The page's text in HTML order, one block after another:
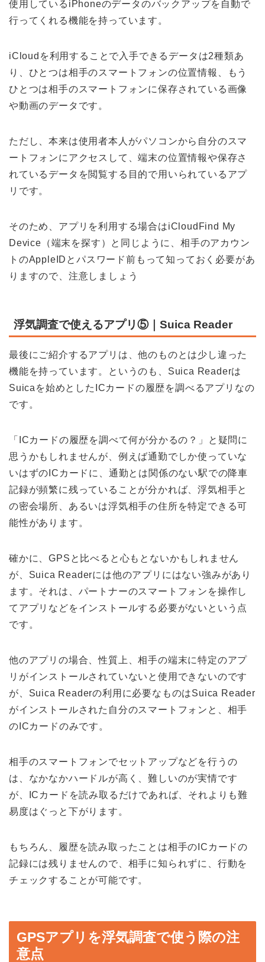
使用している iPhoneのデータのバックアップを自動で
行ってくれる機能を持っています。
iCloud を利用することで入手できるデータは2種類あ
り、ひとつは相手のスマートフォンの位置情報、もう
ひとつは相手のスマートフォンに保存されている画像
や動画のデータです。
ただし、本来は使用者本人がパソコンから自分のスマ
ートフォンにアクセスして、端末の位置情報や保存さ
れているデータを閲覧する目的で用いられているアプ
リです。
そのため、アプリを利用する場合はiCloudFind My
Device（端末を探す）と同じように、相手のアカウン
トのAppleIDとパスワード前もって知っておく必要があ
りますので、注意しましょう
浮気調査で使えるアプリ⑤｜Suica Reader
最後にご紹介するアプリは、他のものとは少し違った
機能を持っています。というのも、 Suica Readerは
Suica を始めとした ICカードの履歴を調べるアプリなの
です。
「 ICカードの履歴を調べて何が分かるの？」と疑問に
思うかもしれませんが、例えば通勤でしか使っていな
いはずの IC カードに、通勤とは関係のない駅での降車
記録が頻繁に残っていることが分かれば、浮気相手と
の密会場所、あるいは浮気相手の住所を特定できる可
能性があります。
確かに、GPS と比べると心もとないかもしれません
が、 Suica Readerには他のアプリにはない強みがあり
ます。それは、 パートナーのスマートフォンを操作し
てアプリなどをインストールする必要がない という点
です。
他のアプリの場合、性質上、相手の端末に特定のアプ
リがインストールされていないと使用できないのです
が、 Suica Readerの利用に必要なものはSuica Reader
がインストールされた自分のスマートフォンと、相手
の ICカードのみです。
相手のスマートフォンでセットアップなどを行うの
は、なかなかハードルが高く、難しいのが実情です
が、
IC カードを読み取るだけであれば、それよりも難
易度はぐっと下がります。
もちろん、履歴を読み取ったことは相手の IC カードの
記録には残りませんので、相手に知られずに、行動を
チェックすることが可能です。
GPSアプリを浮気調査で使う際の注
意点